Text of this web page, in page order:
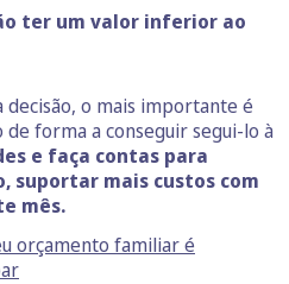
ter um valor inferior ao
o mais importante é
forma a conseguir segui-lo à
e faça contas para
suportar mais custos com
mês.
orçamento familiar é